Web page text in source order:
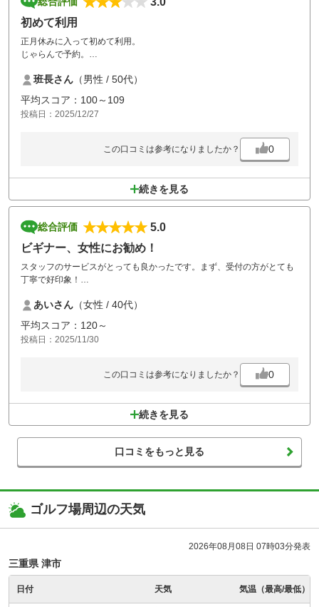
初めて利用
正月休みに入って初めて利用。
じゃらんで予約。
パー4が数ヶ所あるが男性のドライバーは禁止。
ショートホール多いので番手は9番、PW、48°、52°、58°、PT
途中トイレなし、自販機なし、予め準備必要。
手引きカートがあるからバッグ、又はサブバッグ積んで移動。
当日は爆風で+8と言い訳しておこう笑
班長さん （男性 / 50代）
平均スコア：100～109
投稿日：2025/12/27
この口コミは参考になりましたか？ 0
続きを見る
総合評価
5.0
ビギナー、女性にお勧め！
スタッフのサービスがとっても良かったです。まず、受付の方がとても
丁寧で好印象！
聞かれたのでそうだと言ったら、何番ホールは池があるとか、何番ホー
ルはPAR4で黄色と黒のチェッカーフラッグが190ヤードにあるので前の
組がそこを通り過ぎるまで待ってね。とか、とっても丁寧に解説してく
ださいました！
男性の方は一度もドライバーを打てないので物足りなさそうでした。
も焦らず、焦らせず待つことができる感じだったのも良かったです。
あと、プルカートで、自分のゴルフバッグを引いて歩くコースなのも個
あいさん （女性 / 40代）
平均スコア：120～
投稿日：2025/11/30
この口コミは参考になりましたか？ 0
続きを見る
口コミをもっと見る
ゴルフ場周辺の天気
2026年08月08日 07時03分発表
三重県 津市
日付 天気 気温（最高/最低）